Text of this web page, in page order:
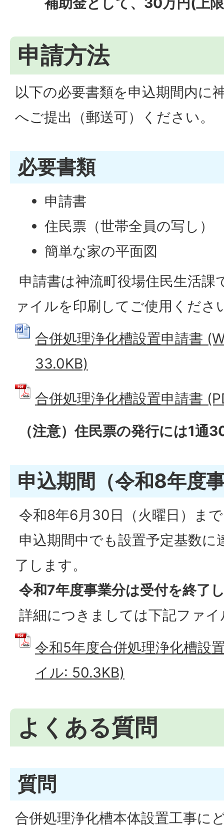
申請方法
以下の必要書類を申込期間内に
へご提出（郵送可）ください。
必要書類
申請書
住民票（世帯全員の写し）
簡単な家の平面図
申請書は神流町役場住民生活課
ァイルを印刷してご使用くださ
合併処理浄化槽設置申請書
33.0KB)
合併処理浄化槽設置申請書
（注意）住民票の発行には1通
申込期間（令和8年度
令和8年6月30日（火曜日）まで
申込期間中でも設置予定基数に
了します。
令和7年度事業分は受付を終了
詳細につきましては下記ファ
令和5年度合併処理浄化槽設
イル: 50.3KB)
よくある質問
質問
合併処理浄化槽本体設置工事に